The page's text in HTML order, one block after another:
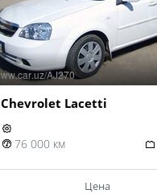
Chevrolet Lacetti
76 000 км
Цена